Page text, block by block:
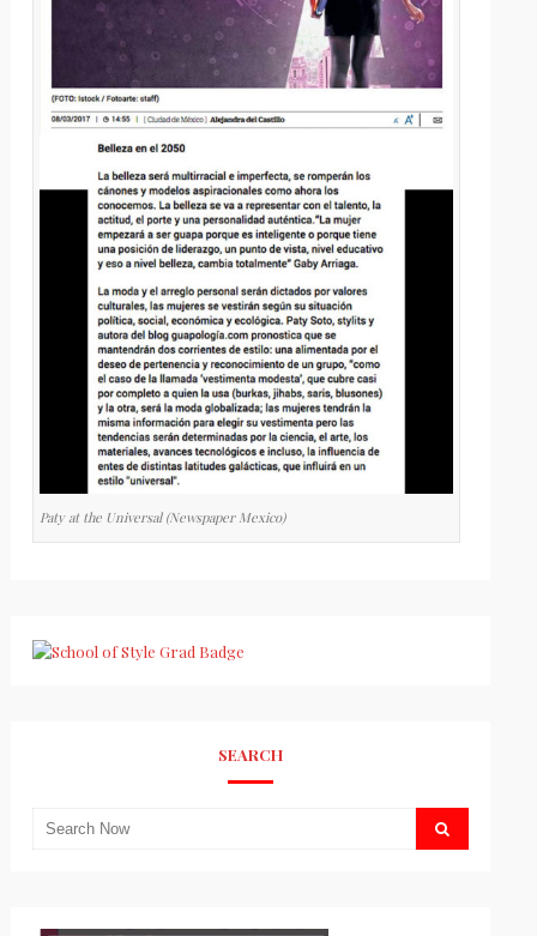
Paty at the Universal (Newspaper Mexico)
SEARCH